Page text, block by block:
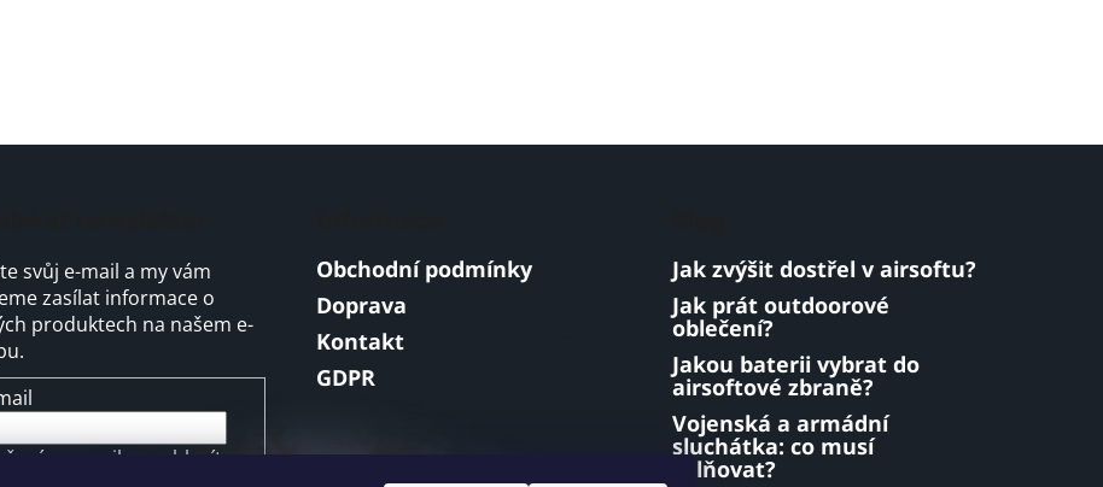
svůj e-mail a my vám
zasílat informace o
produktech na našem e-
e-mailu souhlasíte s
Obchodní podmínky
Doprava
Kontakt
GDPR
Jak zvýšit dostřel v airsoftu?
Jak prát outdoorové
oblečení?
Jakou baterii vybrat do
airsoftové zbraně?
Vojenská a armádní
sluchátka: co musí
splňovat?